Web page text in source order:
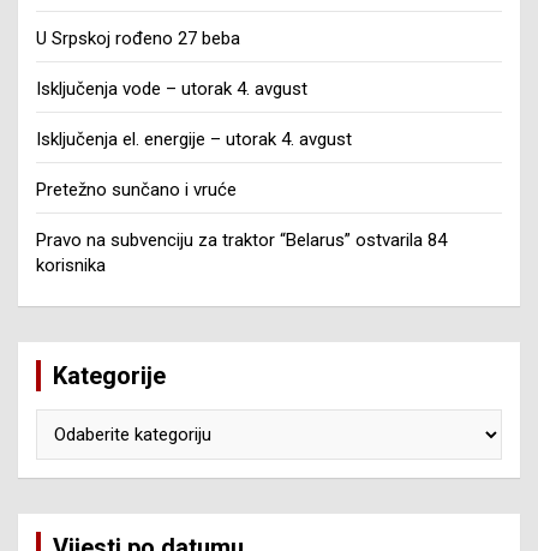
U Srpskoj rođeno 27 beba
Isključenja vode – utorak 4. avgust
Isključenja el. energije – utorak 4. avgust
Pretežno sunčano i vruće
Pravo na subvenciju za traktor “Belarus” ostvarila 84
korisnika
Kategorije